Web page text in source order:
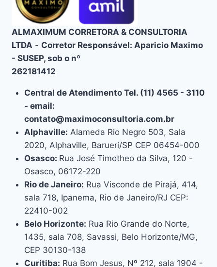
ALMAXIMUM CORRETORA & CONSULTORIA
LTDA - Corretor Responsável: Aparicio Maximo
- SUSEP, sob o nº
262181412
Central de Atendimento Tel. (11) 4565 - 3110
- email:
contato@maximoconsultoria.com.br
Alphaville: Alameda Rio Negro 503, Sala
2020, Alphaville, Barueri/SP CEP 06454-000
Osasco: Rua José Timotheo da Silva, 120 -
Osasco, 06172-220
Rio de Janeiro: Rua Visconde de Pirajá, 414,
sala 718, Ipanema, Rio de Janeiro/RJ CEP:
22410-002
Belo Horizonte: Rua Rio Grande do Norte,
1435, sala 708, Savassi, Belo Horizonte/MG,
CEP 30130-138
Curitiba: Rua Bom Jesus, Nº 212, sala 1904 -